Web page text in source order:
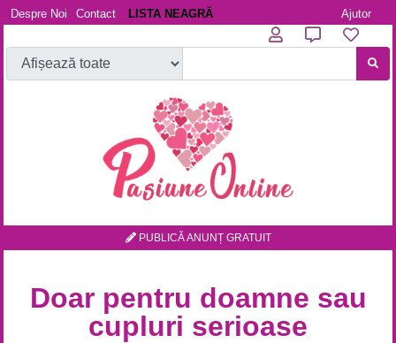
Despre Noi Contact LISTA NEAGRĂ Ajutor
PUBLICĂ ANUNȚ GRATUIT
Doar pentru doamne sau
cupluri serioase